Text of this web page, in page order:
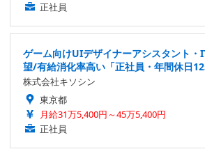
正社員
ゲーム向けUIデザイナーアシスタント・
望/有給消化率高い「正社員・年間休日
株式会社キソシン
東京都
月給31万5,400円～45万5,400円
正社員